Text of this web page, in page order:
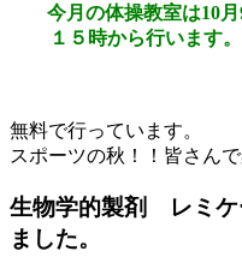
今月の体操教室は10月
１５時から行います
無料で行っています。
スポーツの秋！！皆さん
生物学的製剤 レミケ
ました。